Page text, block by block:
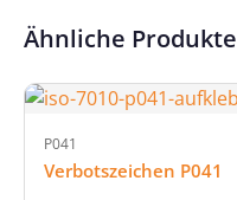
Ähnliche Produkte
P041
Verbotszeichen P041